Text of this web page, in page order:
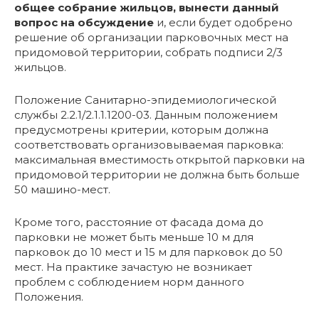
общее собрание жильцов, вынести данный
вопрос на обсуждение и, если будет одобрено
решение об организации парковочных мест на
придомовой территории, собрать подписи 2/3
жильцов.
Положение Санитарно-эпидемиологической
службы 2.2.1/2.1.1.1200-03. Данным положением
предусмотрены критерии, которым должна
соответствовать организовываемая парковка:
максимальная вместимость открытой парковки на
придомовой территории не должна быть больше
50 машино-мест.
Кроме того, расстояние от фасада дома до
парковки не может быть меньше 10 м для
парковок до 10 мест и 15 м для парковок до 50
мест. На практике зачастую не возникает
проблем с соблюдением норм данного
Положения.